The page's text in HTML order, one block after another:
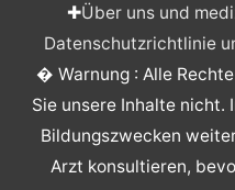
✚Über uns und
Datenschutzrichtlinie
� Warnung : Alle
Sie unsere Inhalte nicht.
Bildungszwecken
Arzt konsultieren,